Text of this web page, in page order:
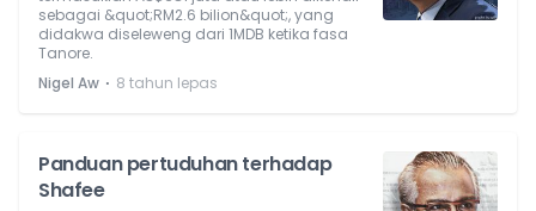
sebagai &quot;RM2.6 bilion&quot;, yang
didakwa diseleweng dari 1MDB ketika fasa
Tanore.
Nigel Aw ⋅ 8 tahun lepas
Panduan pertuduhan terhadap
Shafee